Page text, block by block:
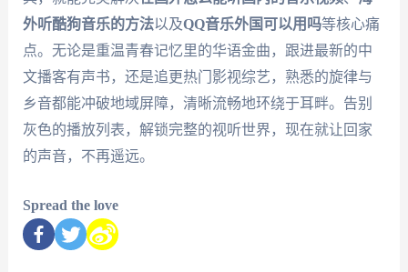
外听酷狗音乐的方法以及QQ音乐外国可以用吗等核心痛
点。无论是重温青春记忆里的华语金曲，跟进最新的中
文播客有声书，还是追更热门影视综艺，熟悉的旋律与
乡音都能冲破地域屏障，清晰流畅地环绕于耳畔。告别
灰色的播放列表，解锁完整的视听世界，现在就让回家
的声音，不再遥远。
Spread the love